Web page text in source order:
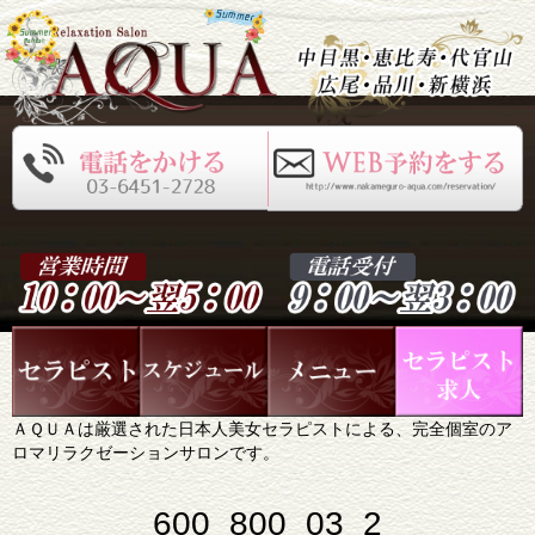
ＡＱＵＡは厳選された日本人美女セラピストによる、完全個室のア
ロマリラクゼーションサロンです。
600_800_03_2